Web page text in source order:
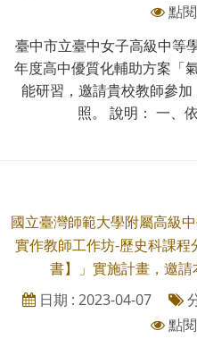
點
臺中市立臺中女子高級中
年度高中優質化輔助方案「
能研習，邀請貴校教師參
照。 說明： 一、
國立臺灣師範大學附屬高級
實作教師工作坊-歷史科課
書】」實施計畫，邀請
日期 : 2023-04-07
點